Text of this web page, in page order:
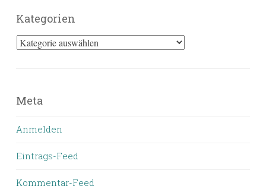
Kategorien
Kategorien
Meta
Anmelden
Eintrags-Feed
Kommentar-Feed